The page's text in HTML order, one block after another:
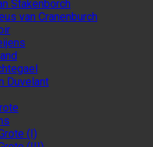
Stakenborch
van Cranenburch
Duvelant
(I)